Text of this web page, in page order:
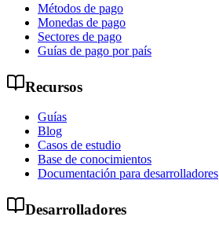
Métodos de pago
Monedas de pago
Sectores de pago
Guías de pago por país
Recursos
Guías
Blog
Casos de estudio
Base de conocimientos
Documentación para desarrolladores
Desarrolladores